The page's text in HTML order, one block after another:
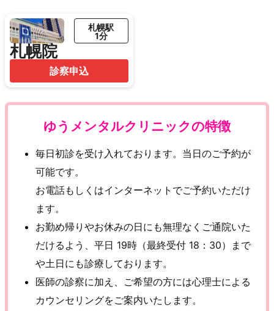
札幌院
札幌駅
1分
診察申込
ゆうメンタルクリニックの特徴
毎日初診を受け入れております。当日のご予約が
可能です。
お電話もしくはインターネットでご予約いただけ
ます。
お勤め帰りやお休みの日にも無理なくご通院いた
だけるよう、平日 19時（最終受付 18：30）まで
や土日にも診療しております。
医師の診察に加え、ご希望の方には心理士による
カウンセリングをご案内いたします。